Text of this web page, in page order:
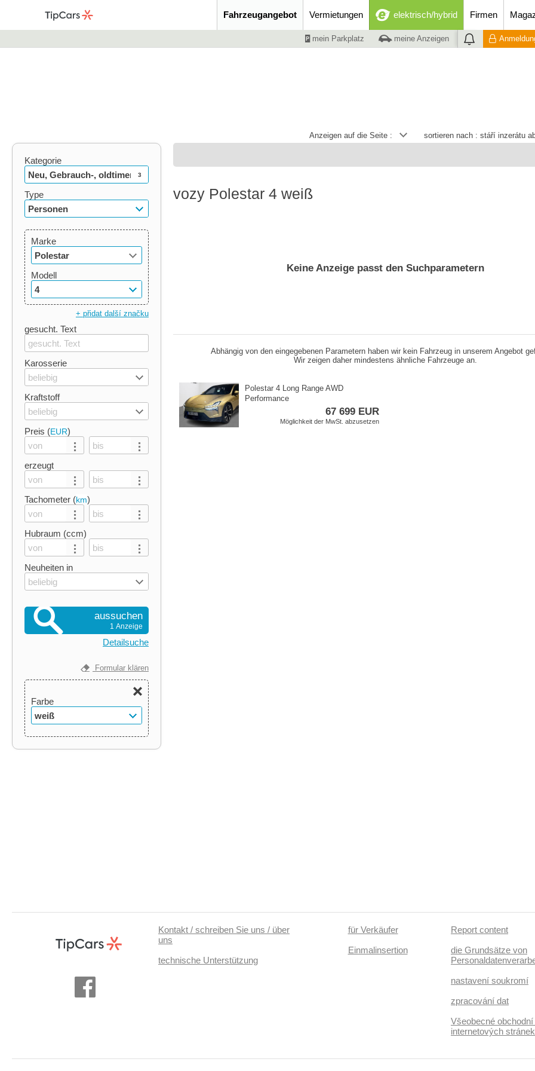
Fahrzeugangebot Vermietungen elektrisch/hybrid Firmen
mein Parkplatz meine Anzeigen
sortieren nach : stáří inzerátu
Anzeigen auf die Seite :
Kategorie
Neu, Gebrauch-, oldtimer
3
Type
Personen
Marke
Polestar
Modell
4
+ přidat další značku
gesucht. Text
Karosserie
beliebig
Kraftstoff
beliebig
Preis (EUR)
erzeugt
Tachometer (km)
Hubraum (ccm)
Neuheiten in
beliebig
aussuchen
1 Anzeige
Detailsuche
Formular klären
Farbe
weiß
vozy Polestar 4 weiß
Keine Anzeige passt den Suchparametern
Abhängig von den eingegebenen Parametern haben wir kein Fahrzeug in unserem Angebot
Wir zeigen daher mindestens ähnliche Fahrzeuge an.
Polestar 4 Long Range AWD
Performance
67 699 EUR
Möglichkeit der MwSt. abzusetzen
Kontakt / schreiben Sie uns / über
uns
technische Unterstützung
für Verkäufer
Einmalinsertion
Report content
die Grundsätze von
nastavení soukromí
zpracování dat
Všeobecné
internetových